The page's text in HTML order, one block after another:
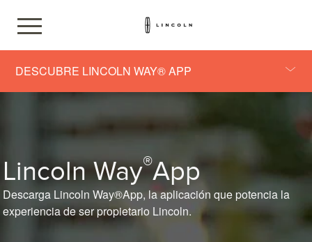
DESCUBRE LINCOLN WAY® APP
Lincoln Way®App
Descarga Lincoln Way®App, la aplicación que potencia la
experiencia de ser propietario Lincoln.